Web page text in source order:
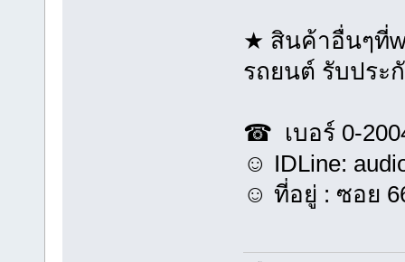
★ สินค้าอื่นๆที่
รถยนต์ รับปร
☎ เบอร์ 0-
☺ IDLine:
☺ ที่อยู่ : ซอย